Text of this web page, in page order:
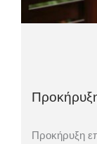
Προκήρυξη